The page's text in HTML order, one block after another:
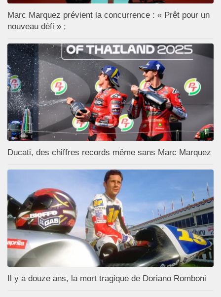
Marc Marquez prévient la concurrence : « Prêt pour un
nouveau défi » ;
Ducati, des chiffres records même sans Marc Marquez
Il y a douze ans, la mort tragique de Doriano Romboni